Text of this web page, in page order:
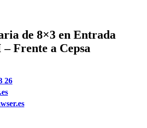
de 8×3 en Entrada
Frente a Cepsa
26